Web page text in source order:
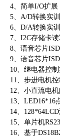
4、 简单I/O扩展
5、 A/D转换实训
6、 D/A转换实训
7、 I2C存储卡读
8、 语音芯片
9、 语音芯片
10、 继电器控制
11、 步进电机控
12、 小直流电机
13、 LED16*16
14、
15、 单片机
16、 基于